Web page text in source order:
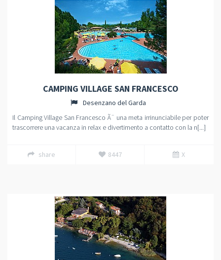
CAMPING VILLAGE SAN FRANCESCO
Desenzano del Garda
Il Camping Village San Francesco Ã¨ una meta irrinunciabile per poter
trascorrere una vacanza in relax e divertimento a contatto con la n[...]
share 8447 X